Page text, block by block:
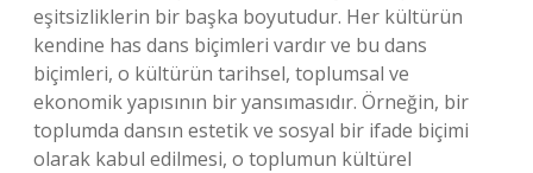
eşitsizliklerin bir başka boyutudur. Her kültürün
kendine has dans biçimleri vardır ve bu dans
biçimleri, o kültürün tarihsel, toplumsal ve
ekonomik yapısının bir yansımasıdır. Örneğin, bir
toplumda dansın estetik ve sosyal bir ifade biçimi
olarak kabul edilmesi, o toplumun kültürel